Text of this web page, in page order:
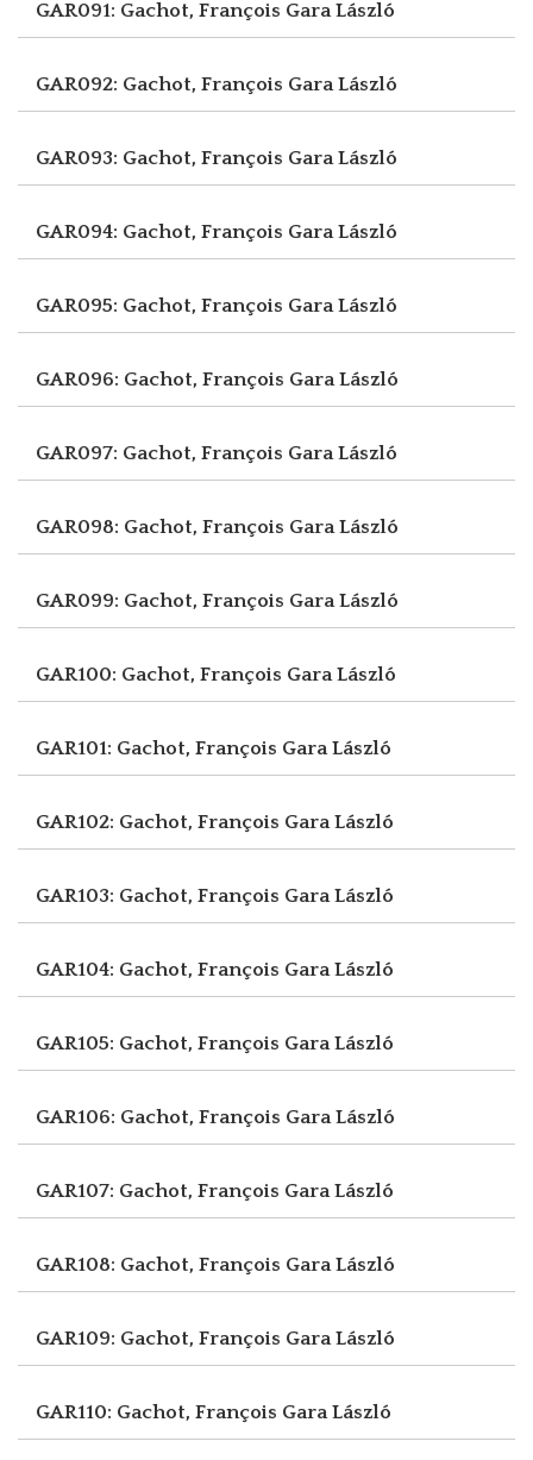
GAR091: Gachot, François Gara László
GAR092: Gachot, François Gara László
GAR093: Gachot, François Gara László
GAR094: Gachot, François Gara László
GAR095: Gachot, François Gara László
GAR096: Gachot, François Gara László
GAR097: Gachot, François Gara László
GAR098: Gachot, François Gara László
GAR099: Gachot, François Gara László
GAR100: Gachot, François Gara László
GAR101: Gachot, François Gara László
GAR102: Gachot, François Gara László
GAR103: Gachot, François Gara László
GAR104: Gachot, François Gara László
GAR105: Gachot, François Gara László
GAR106: Gachot, François Gara László
GAR107: Gachot, François Gara László
GAR108: Gachot, François Gara László
GAR109: Gachot, François Gara László
GAR110: Gachot, François Gara László